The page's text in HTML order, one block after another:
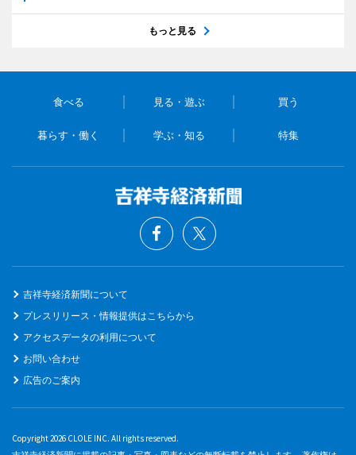
もっと見る
食べる 見る・遊ぶ 買う
暮らす・働く 学ぶ・知る 特集
吉祥寺経済新聞について
プレスリリース・情報提供はこちらから
アクセスデータの利用について
お問い合わせ
広告のご案内
Copyright 2026 CLOLE INC. All rights reserved.